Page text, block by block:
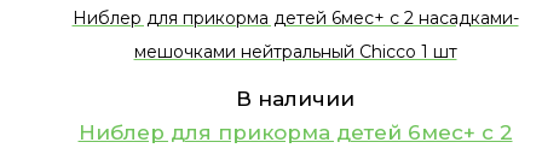
Ниблер для прикорма детей 6мес+ с 2 насадками-
мешочками нейтральный Chicco 1 шт
В наличии
Ниблер для прикорма детей 6мес+ с 2